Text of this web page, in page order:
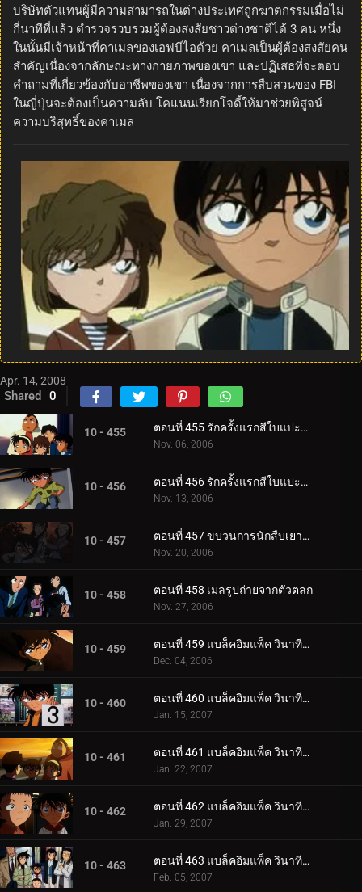
บริษัทตัวแทนผู้มีความสามารถในต่างประเทศถูกฆาตกรรมเมื่อไม่
กี่นาทีที่แล้ว ตำรวจรวบรวมผู้ต้องสงสัยชาวต่างชาติได้ 3 คน หนึ่ง
ในนั้นมีเจ้าหน้าที่คาเมลของเอฟบีไอด้วย คาเมลเป็นผู้ต้องสงสัยคน
สำคัญเนื่องจากลักษณะทางกายภาพของเขา และปฏิเสธที่จะตอบ
คำถามที่เกี่ยวข้องกับอาชีพของเขา เนื่องจากการสืบสวนของ FBI
ในญี่ปุ่นจะต้องเป็นความลับ โคแนนเรียกโจดี้ให้มาช่วยพิสูจน์
ความบริสุทธิ์ของคาเมล
Apr. 14, 2008
Shared 0
10 - 455 ตอนที่ 455 รักครั้งแรกสีใบแปะก๊วย (ตอนแรก)
Nov. 06, 2006
10 - 456 ตอนที่ 456 รักครั้งแรกสีใบแปะก๊วย (ตอนจบ)
Nov. 13, 2006
10 - 457 ตอนที่ 457 ขบวนการนักสืบเยาวชนกับหนอนแก้วสี่พี่น้อง
Nov. 20, 2006
10 - 458 ตอนที่ 458 เมลรูปถ่ายจากตัวตลก
Nov. 27, 2006
10 - 459 ตอนที่ 459 แบล็คอิมแพ็ค วินาทีที่อยู่ในเงื้อมมือองค์กร (ตอนพิเศษ ตอนแรก) ยอดนักสืบจิ๋วโคนัน เดอะ.
Dec. 04, 2006
10 - 460 ตอนที่ 460 แบล็คอิมแพ็ค วินาทีที่อยู่ในเงื้อมมือองค์กร (ตอนพิเศษ ตอนที่ 2) ยอดนักสืบจิ๋วโคนัน เดอ_.
Jan. 15, 2007
10 - 461 ตอนที่ 461 แบล็คอิมแพ็ค วินาทีที่อยู่ในเงื้อมมือองค์กร (ตอนพิเศษ ตอนที่ 3) ยอดนักสืบจิ๋วโคนัน เดอ_.
Jan. 22, 2007
10 - 462 ตอนที่ 462 แบล็คอิมแพ็ค วินาทีที่อยู่ในเงื้อมมือองค์กร (ตอนพิเศษ ตอนที่ 4) ยอดนักสืบจิ๋วโคนัน เดอ_.
Jan. 29, 2007
10 - 463 ตอนที่ 463 แบล็คอิมแพ็ค วินาทีที่อยู่ในเงื้อมมือองค์กร (ตอนพิเศษ ตอนจบ) ยอดนักสืบจิ๋วโคนัน เดอะซ.
Feb. 05, 2007